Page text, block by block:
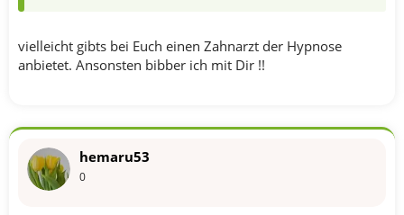
vielleicht gibts bei Euch einen Zahnarzt der Hypnose
anbietet. Ansonsten bibber ich mit Dir !!
hemaru53
0